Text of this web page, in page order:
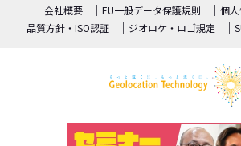
会社概要 EU一般データ保護規則
個
品質方針・ISO認証
ジオロケ・ロゴ規定